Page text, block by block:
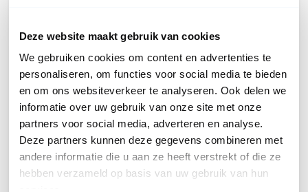
Deze website maakt gebruik van cookies
We gebruiken cookies om content en advertenties te
personaliseren, om functies voor social media te bieden
en om ons websiteverkeer te analyseren. Ook delen we
informatie over uw gebruik van onze site met onze
partners voor social media, adverteren en analyse.
Deze partners kunnen deze gegevens combineren met
andere informatie die u aan ze heeft verstrekt of die ze
hebben verzameld op basis van uw gebruik van hun
verbonden met het U6 LR accesspoint in de
lukt (of mogelijk is) om in mijn huidige setup
het nieuwe accesspoint het signaal van het
AP op te laten pakken en doorzenden.
Online lees ik dat hier een UniFi Cloud
Gateway of een Cloud Key Gen2 voor nodig
is. Voordat ik nog meer geld aan deze setup
uit ga geven; is het überhaupt mogelijk om